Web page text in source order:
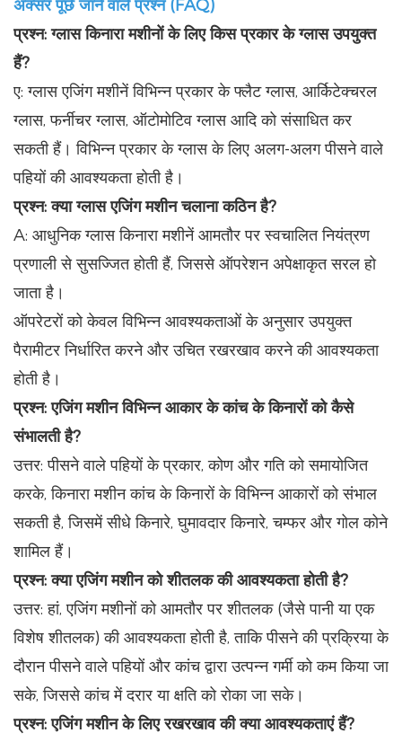
अक्सर पूछे जाने वाले प्रश्न (FAQ)
प्रश्न: ग्लास किनारा मशीनों के लिए किस प्रकार के ग्लास उपयुक्त
हैं?
ए: ग्लास एजिंग मशीनें विभिन्न प्रकार के फ्लैट ग्लास, आर्किटेक्चरल
ग्लास, फर्नीचर ग्लास, ऑटोमोटिव ग्लास आदि को संसाधित कर
सकती हैं। विभिन्न प्रकार के ग्लास के लिए अलग-अलग पीसने वाले
पहियों की आवश्यकता होती है।
प्रश्न: क्या ग्लास एजिंग मशीन चलाना कठिन है?
A: आधुनिक ग्लास किनारा मशीनें आमतौर पर स्वचालित नियंत्रण
प्रणाली से सुसज्जित होती हैं, जिससे ऑपरेशन अपेक्षाकृत सरल हो
जाता है।
ऑपरेटरों को केवल विभिन्न आवश्यकताओं के अनुसार उपयुक्त
पैरामीटर निर्धारित करने और उचित रखरखाव करने की आवश्यकता
होती है।
प्रश्न: एजिंग मशीन विभिन्न आकार के कांच के किनारों को कैसे
संभालती है?
उत्तर: पीसने वाले पहियों के प्रकार, कोण और गति को समायोजित
करके, किनारा मशीन कांच के किनारों के विभिन्न आकारों को संभाल
सकती है, जिसमें सीधे किनारे, घुमावदार किनारे, चम्फर और गोल कोने
शामिल हैं।
प्रश्न: क्या एजिंग मशीन को शीतलक की आवश्यकता होती है?
उत्तर: हां, एजिंग मशीनों को आमतौर पर शीतलक (जैसे पानी या एक
विशेष शीतलक) की आवश्यकता होती है, ताकि पीसने की प्रक्रिया के
दौरान पीसने वाले पहियों और कांच द्वारा उत्पन्न गर्मी को कम किया जा
सके, जिससे कांच में दरार या क्षति को रोका जा सके।
प्रश्न: एजिंग मशीन के लिए रखरखाव की क्या आवश्यकताएं हैं?